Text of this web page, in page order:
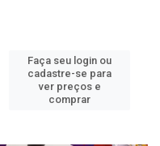
Faça seu login ou
cadastre-se para
ver preços e
comprar